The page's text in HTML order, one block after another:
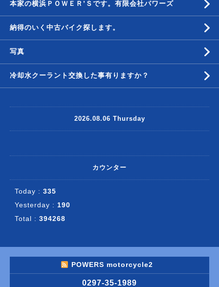
本家の横浜ＰＯＷＥＲ’Ｓです。有限会社パワーズ
納得のいく中古バイク探します。
写真
冷却水クーラント交換した事有りますか？
2026.08.06 Thursday
カウンター
Today : 335
Yesterday : 190
Total : 394268
POWERS motorcycle2
0297-35-1989